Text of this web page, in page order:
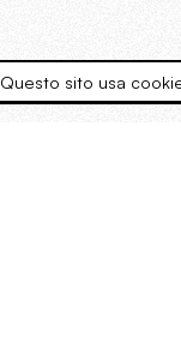
Questo sito usa